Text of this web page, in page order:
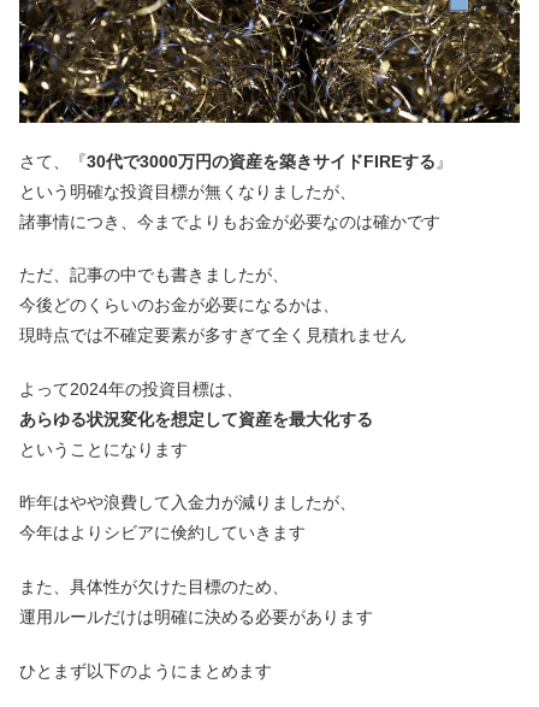
さて、『30代で3000万円の資産を築きサイドFIREする 』
という明確な投資目標が無くなりましたが、
諸事情につき、今までよりもお金が必要なのは確かです
ただ、記事の中でも書きましたが、
今後どのくらいのお金が必要になるかは、
現時点では不確定要素が多すぎて全く見積れません
よって2024年の投資目標は、
あらゆる状況変化を想定して資産を最大化する
ということになります
昨年はやや浪費して入金力が減りましたが、
今年はよりシビアに倹約していきます
また、具体性が欠けた目標のため、
運用ルールだけは明確に決める必要があります
ひとまず以下のようにまとめます